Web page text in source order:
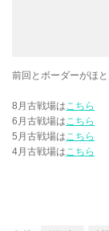
前回とボーダーがほ
8月古戦場は こちら
6月古戦場は こちら
5月古戦場は こちら
4月古戦場は こちら